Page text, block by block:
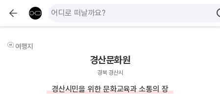
여행지
경산문화원
경북 경산시
경산시민을 위한 문화교육과 소통의 장